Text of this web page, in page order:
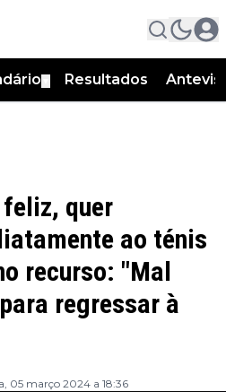
Resultados
quer
ao ténis
recurso: "Mal
regressar à
05 março 2024 a 18:36